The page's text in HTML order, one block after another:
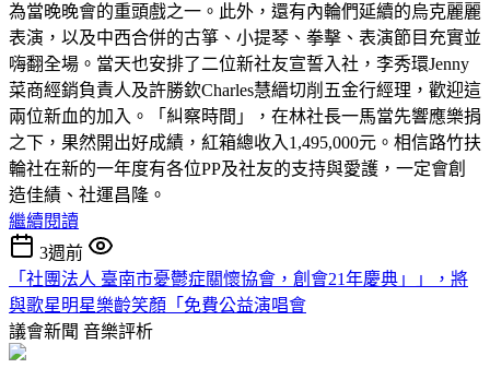
為當晚晚會的重頭戲之一。此外，還有內輪們延續的烏克麗麗
表演，以及中西合併的古箏、小提琴、拳擊、表演節目充實並
嗨翻全場。當天也安排了二位新社友宣誓入社，李秀環Jenny
菜商經銷負責人及許勝欽Charles慧縉切削五金行經理，歡迎這
兩位新血的加入。「糾察時間」，在林社長一馬當先響應樂捐
之下，果然開出好成績，紅箱總收入1,495,000元。相信路竹扶
輪社在新的一年度有各位PP及社友的支持與愛護，一定會創
造佳績、社運昌隆。
繼續閱讀
3週前
「社團法人 臺南市憂鬱症關懷協會，創會21年慶典」」，將
與歌星明星樂齡笑顏「免費公益演唱會
議會新聞 音樂評析